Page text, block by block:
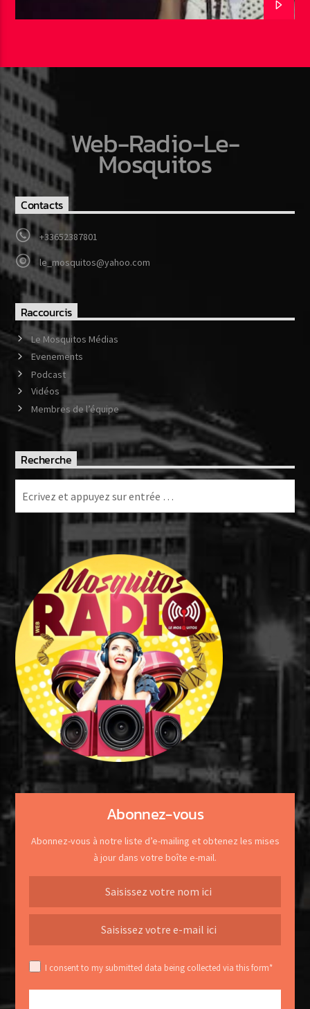
Web-Radio-Le-
Mosquitos
Contacts
+33652387801
le_mosquitos@yahoo.com
Raccourcis
Le Mosquitos Médias
Evenements
Podcast
Vidéos
Membres de l’équipe
Recherche
Abonnez-vous
Abonnez-vous à notre liste d’e-mailing et obtenez les mises
à jour dans votre boîte e-mail.
I consent to my submitted data being collected via this form*